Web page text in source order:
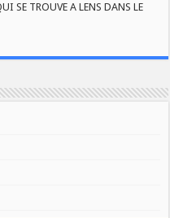
SE TROUVE A LENS DANS LE